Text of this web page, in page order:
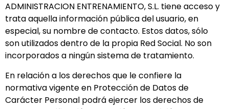
ADMINISTRACION ENTRENAMIENTO, S.L. tiene acceso y
trata aquella información pública del usuario, en
especial, su nombre de contacto. Estos datos, sólo
son utilizados dentro de la propia Red Social. No son
incorporados a ningún sistema de tratamiento.
En relación a los derechos que le confiere la
normativa vigente en Protección de Datos de
Carácter Personal podrá ejercer los derechos de